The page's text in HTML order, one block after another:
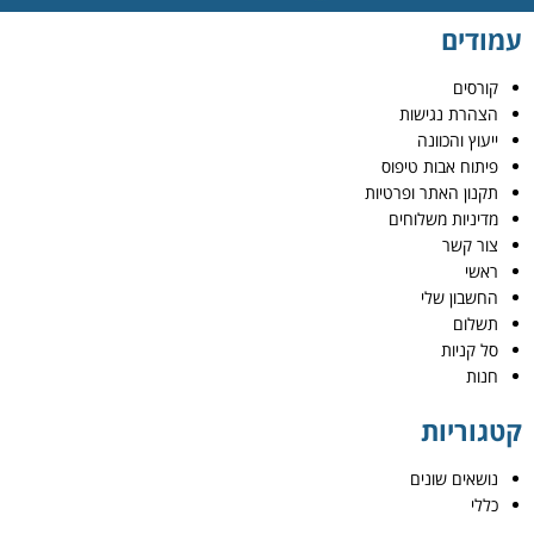
עמודים
קורסים
הצהרת נגישות
ייעוץ והכוונה
פיתוח אבות טיפוס
תקנון האתר ופרטיות
מדיניות משלוחים
צור קשר
ראשי
החשבון שלי
תשלום
סל קניות
חנות
קטגוריות
נושאים שונים
כללי